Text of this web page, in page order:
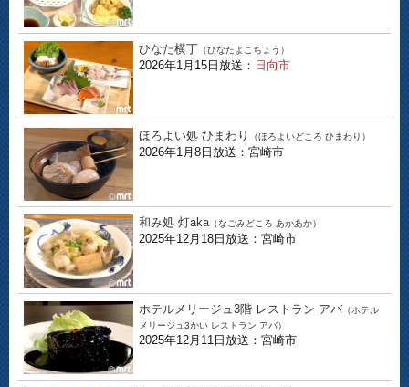
ひなた横丁 （ひなたよこちょう）
2026年1月15日放送： 日向市
ほろよい処 ひまわり （ほろよいどころ ひまわり）
2026年1月8日放送：宮崎市
和み処 灯aka （なごみどころ あかあか）
2025年12月18日放送：宮崎市
ホテルメリージュ3階 レストラン アバ （ホテル
メリージュ3かい レストラン アバ）
2025年12月11日放送：宮崎市